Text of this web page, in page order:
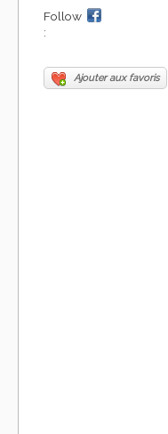
Follow
:
Ajouter aux favoris